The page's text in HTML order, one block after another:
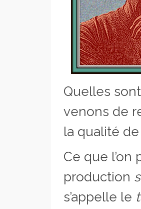
Quelles
venons de
la qualité
Ce que
production
s’appelle le